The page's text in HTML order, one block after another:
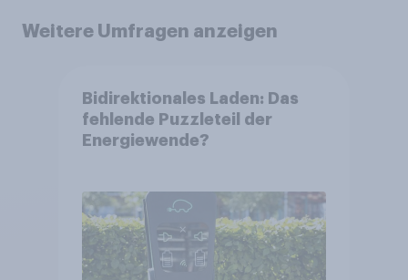
Weitere Umfragen anzeigen
Bidirektionales Laden: Das
fehlende Puzzleteil der
Energiewende?